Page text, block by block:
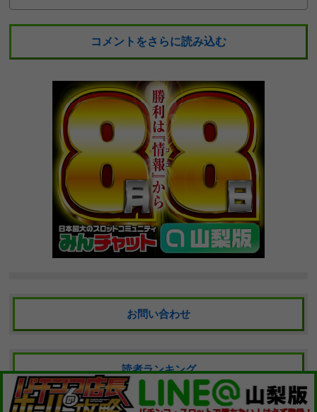
コメントをさらに読み込む
お問い合わせ
読者ランキング